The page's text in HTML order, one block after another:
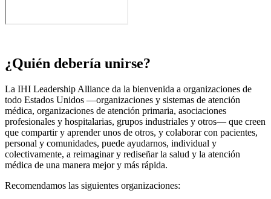
¿Quién debería unirse?
La IHI Leadership Alliance da la bienvenida a organizaciones de
todo Estados Unidos —organizaciones y sistemas de atención
médica, organizaciones de atención primaria, asociaciones
profesionales y hospitalarias, grupos industriales y otros— que creen
que compartir y aprender unos de otros, y colaborar con pacientes,
personal y comunidades, puede ayudarnos, individual y
colectivamente, a reimaginar y rediseñar la salud y la atención
médica de una manera mejor y más rápida.
Recomendamos las siguientes organizaciones: